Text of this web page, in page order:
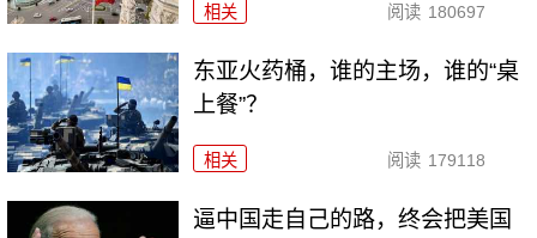
相关 阅读 180697
东亚火药桶，谁的主场，谁的“桌
上餐”？
相关 阅读 179118
逼中国走自己的路，终会把美国